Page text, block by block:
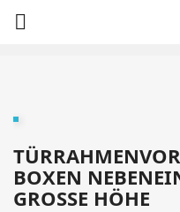

BOXEN
GROSSE HÖHE